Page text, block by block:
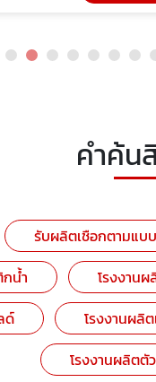
คำค้น
รับผลิตเชือกตามแบบ
กน้ำ โรงงานผ
ด์ โรงงานผลิ
โรงงานผลิตตั